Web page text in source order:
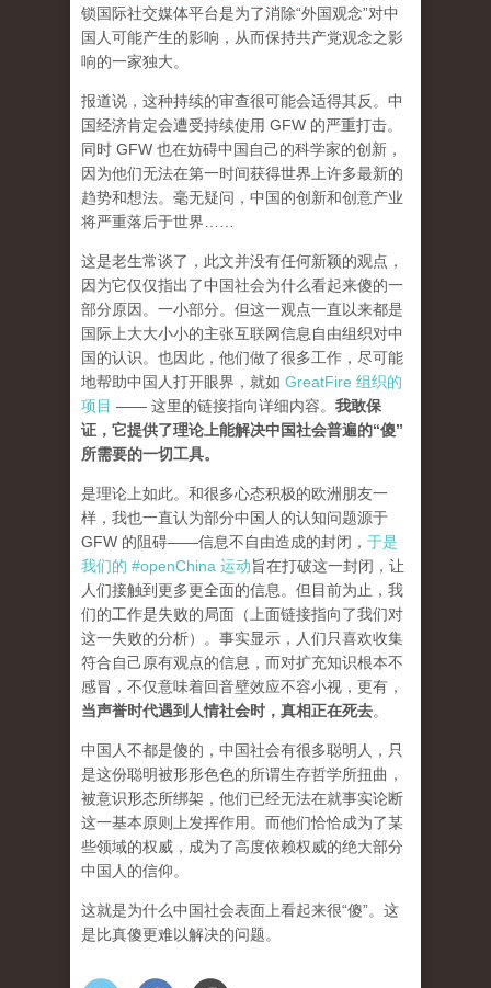
锁国际社交媒体平台是为了消除“外国观念”对中
国人可能产生的影响，从而保持共产党观念之影
响的一家独大。
报道说，这种持续的审查很可能会适得其反。中
国经济肯定会遭受持续使用 GFW 的严重打击。
同时 GFW 也在妨碍中国自己的科学家的创新，
因为他们无法在第一时间获得世界上许多最新的
趋势和想法。毫无疑问，中国的创新和创意产业
将严重落后于世界……
这是老生常谈了，此文并没有任何新颖的观点，
因为它仅仅指出了中国社会为什么看起来傻的一
部分原因。一小部分。但这一观点一直以来都是
国际上大大小小的主张互联网信息自由组织对中
国的认识。也因此，他们做了很多工作，尽可能
地帮助中国人打开眼界，就如 GreatFire 组织的
项目 —— 这里的链接指向详细内容。 我敢保
证，它提供了理论上能解决中国社会普遍的“傻”
所需要的一切工具。
是理论上如此。和很多心态积极的欧洲朋友一
样，我也一直认为部分中国人的认知问题源于
GFW 的阻碍——信息不自由造成的封闭， 于是
我们的 #openChina 运动旨在打破这一封闭，让
人们接触到更多更全面的信息。但目前为止，我
们的工作是失败的局面（ 上面链接指向了我们对
这一失败的分析）。事实显示，人们只喜欢收集
符合自己原有观点的信息，而对扩充知识根本不
感冒，不仅意味着回音壁效应不容小视，更有，
当声誉时代遇到人情社会时，真相正在死去。
中国人不都是傻的，中国社会有很多聪明人，只
是这份聪明被形形色色的所谓生存哲学所扭曲，
被意识形态所绑架，他们已经无法在就事实论断
这一基本原则上发挥作用。而他们恰恰成为了某
些领域的权威，成为了高度依赖权威的绝大部分
中国人的信仰。
这就是为什么中国社会表面上看起来很“傻”。这
是比真傻更难以解决的问题。